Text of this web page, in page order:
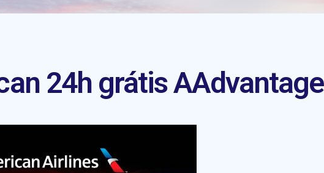
24h grátis AAdvantage